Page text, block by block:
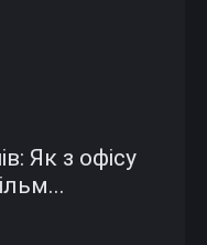
Як з офісу